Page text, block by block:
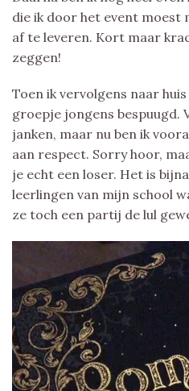
die ik door het event moest
af te leveren. Kort maar
zeggen!
Toen ik vervolgens naar
groepje jongens bespuugd.
janken, maar nu ben ik
aan respect. Sorry hoor,
je echt een loser. Het is
leerlingen van mijn school
ze toch een partij de lul